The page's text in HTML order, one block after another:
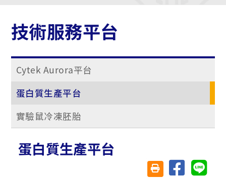
技術服務平台
Cytek Aurora平台
蛋白質生產平台
實驗鼠冷凍胚胎
蛋白質生產平台
友善列印(另開視窗)
分享至臉書分享